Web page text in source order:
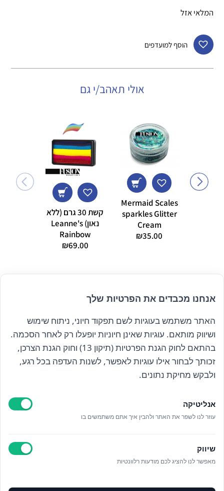
המלאי אזל
הוסף למועדפים
אולי תאהב/י גם
Mermaid Scales
sparkles Glitter
Cream
₪35.00
קשת 30 גרם (ללא
נאון) Leanne's
Rainbow
₪69.00
הרשם לניוזלטר שלנו
קראתי ואני מאשר/ת את
כל הזכויות שמורות אנה ויסטריך
אנחנו מכבדים את הפרטיות שלך
האתר משתמש בעוגיות לשם תפקוד חיוני, ניתוח שימוש
ושיווק מותאם. עוגיות שאינן חיוניות יופעלו רק לאחר הסכמה.
בהתאם לחוק הגנת הפרטיות (תיקון 13) וחוק הגנת הצרכן,
זכותך לבחור אילו עוגיות לאפשר, לשנות העדפה בכל רגע,
ולבקש מחיקת נתונים.
אנליטיקה
עוזר לנו לשפר את האתר ולהבין איך אתם משתמשים בו
שיווק
מאפשר לנו להציג לכם מודעות רלוונטיות